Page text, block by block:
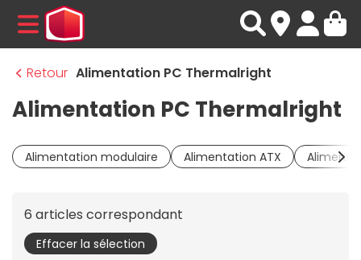
MENU
Retour Alimentation PC Thermalright
Alimentation PC Thermalright
Alimentation modulaire Alimentation ATX
6 articles correspondant
Effacer la sélection